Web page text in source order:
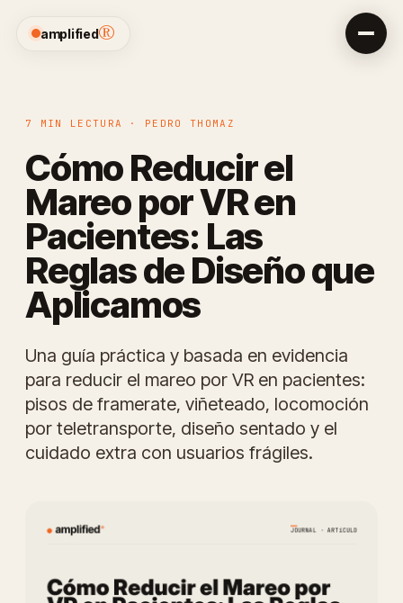
amplified®
7 MIN LECTURA · PEDRO THOMAZ
Cómo Reducir el
Mareo por VR en
Pacientes: Las
Reglas de Diseño que
Aplicamos
Una guía práctica y basada en evidencia
para reducir el mareo por VR en pacientes:
pisos de framerate, viñeteado, locomoción
por teletransporte, diseño sentado y el
cuidado extra con usuarios frágiles.